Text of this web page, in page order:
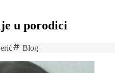
u porodici
Blog